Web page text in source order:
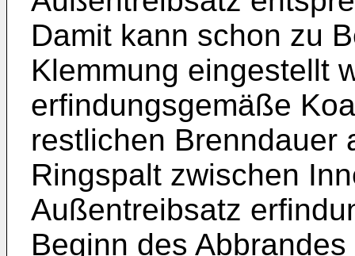
Damit kann schon zu
Klemmung eingestellt
erfindungsgemäße
restlichen Brenndauer
Ringspalt zwischen
Außentreibsatz
Beginn des